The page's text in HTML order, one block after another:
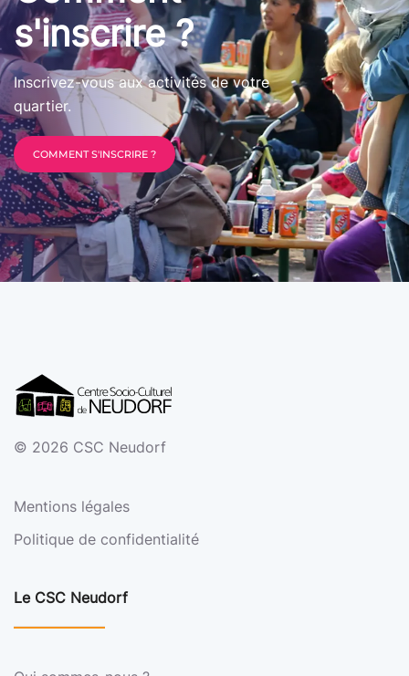
s'inscrire ?
Inscrivez-vous aux activités de votre
quartier.
COMMENT S'INSCRIRE ?
© 2026 CSC Neudorf
Mentions légales
Politique de confidentialité
Le CSC Neudorf